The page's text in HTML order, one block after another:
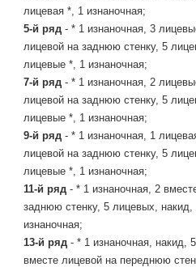
лицевая *, 1 изнаночная;
5-й ряд - * 1 изнаночная, 3
лицевой на заднюю стенку, 5
лицевые *, 1 изнаночная;
7-й ряд - * 1 изнаночная, 2
лицевой на заднюю стенку, 5
лицевые *, 1 изнаночная;
9-й ряд - * 1 изнаночная, 1
лицевой на заднюю стенку, 5
лицевые *, 1 изнаночная;
11-й ряд - * 1 изнаночная, 2
заднюю стенку, 5 лицевых,
изнаночная;
13-й ряд - * 1 изнаночная, накид,
вместе лицевой на переднюю